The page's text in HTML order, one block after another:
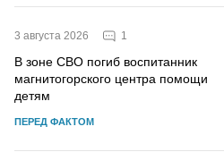
3 августа 2026 1
В зоне СВО погиб воспитанник
магнитогорского центра помощи
детям
ПЕРЕД ФАКТОМ